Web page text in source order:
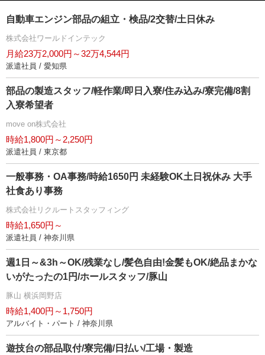
自動車エンジン部品の組立・検品/2交替/土日休み
株式会社ワールドインテック
月給23万2,000円～32万4,544円
派遣社員 / 愛知県
部品の製造スタッフ/軽作業/即日入寮/住み込み/寮完備/8割
入寮希望者
move on株式会社
時給1,800円～2,250円
派遣社員 / 東京都
一般事務・OA事務/時給1650円 未経験OK土日祝休み 大手
社食あり事務
株式会社リクルートスタッフィング
時給1,650円～
派遣社員 / 神奈川県
週1日～&3h～OK/残業なし/髪色自由!金髪もOK/絶品まかな
いがたったの1円/ホールスタッフ/豚山
豚山 横浜岡野店
時給1,400円～1,750円
アルバイト・パート / 神奈川県
遊技台の部品取付/寮完備/日払い/工場・製造